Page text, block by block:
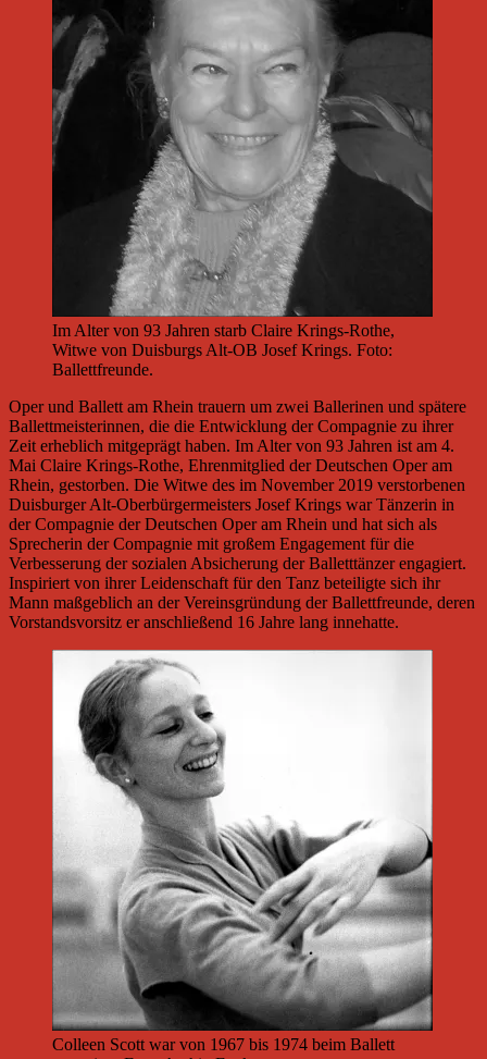
Im Alter von 93 Jahren starb Claire Krings-Rothe,
Witwe von Duisburgs Alt-OB Josef Krings. Foto:
Ballettfreunde.
Oper und Ballett am Rhein trauern um zwei Ballerinen und spätere
Ballettmeisterinnen, die die Entwicklung der Compagnie zu ihrer
Zeit erheblich mitgeprägt haben. Im Alter von 93 Jahren ist am 4.
Mai Claire Krings-Rothe, Ehrenmitglied der Deutschen Oper am
Rhein, gestorben. Die Witwe des im November 2019 verstorbenen
Duisburger Alt-Oberbürgermeisters Josef Krings war Tänzerin in
der Compagnie der Deutschen Oper am Rhein und hat sich als
Sprecherin der Compagnie mit großem Engagement für die
Verbesserung der sozialen Absicherung der Balletttänzer engagiert.
Inspiriert von ihrer Leidenschaft für den Tanz beteiligte sich ihr
Mann maßgeblich an der Vereinsgründung der Ballettfreunde, deren
Vorstandsvorsitz er anschließend 16 Jahre lang innehatte.
Colleen Scott war von 1967 bis 1974 beim Ballett